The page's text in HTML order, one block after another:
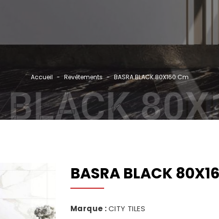
Accueil Revêtements BASRA BLACK 80X160 Cm
BASRA BLACK
Marque :CITY TILES